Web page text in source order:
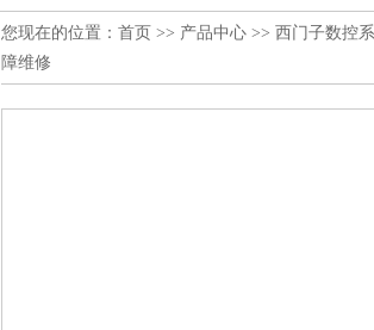
您现在的位置： 首页 >> 产品中心 >> 西门子数控
障维修